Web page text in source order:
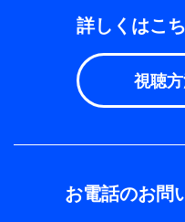
詳しくはこ
視聴
お電話のお問